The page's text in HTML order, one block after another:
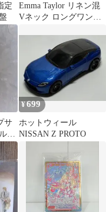
定
Emma Taylor リネン混
Vネック ロングワンピ
サ
¥699
ホットウィール
NISSAN Z PROTO